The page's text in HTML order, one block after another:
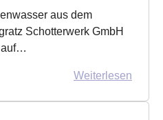
aus dem
Schotterwerk GmbH
auf…
Weiterlesen